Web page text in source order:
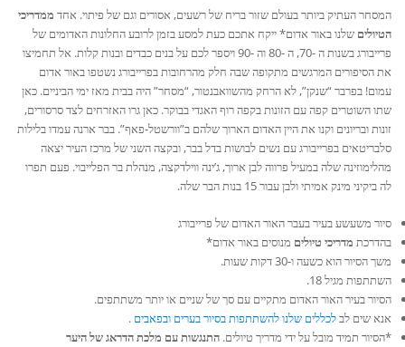
המסחר העתיק ביותר בעולם שזור בריח של רשעים, אסורים וגם של פיתוי. אחד ממדריכי
הטיולים שלנו באור אדום* ייקח אתכם כעת למסע בזמן לרובע החלונות האדומים של
פרייבורג בשנות ה -70, ה -80 וה -90 ויספר לכם על בנים כבדים ובנות קלות. אל תחמיצו
את הסיפורים המרגשים מתקופה שבה חלק מהרחובות בפרייבורג נשטפו באור אדום
עמום! בפרבר “שנקן”, לא הרחק מהשוואבנטור, “מסחר” היה בבית מאז ימי הביניים. כאן
שתו השוטרים קפה עם הזונות בקפה רוף האגדי בבוקר. כאן גרו האזרחים לצד סרסורים,
זונות ובריונים וקנו את היין האדום הארוך שלהם ב”וורשטל-פאף”. בבר ארנה עמדו בלילות
סלבריטאים בפרייבורג עם נשים לבושות בדל בבר, ובקצה השני של מרכז העיר יצאה
מהלימוזינה שלה במעיל פרווה לבן ארוך, ג’ינה ווילדקצה, מנהלת בר הפלייבוי. פעם תפרו
לה ביקיני מינק אמיתי ולבן עבור 15 בנות הבר שלה.
סיור משעשע בעיר בעבר האור האדום של פרייבורג
בהדרכת מדריכי טיולים מנוסים באור אדום*
משך הסיור הוא כשעה ו-30 דקות שעות.
השתתפות מגיל 18.
הסיור בעיר האור האדום מתקיים עם סך של שניים או יותר משתתפים.
אנא שים לבלכללים שלנו להשתתפות בסיור בערים ובפאבים .
*הסיור תמיד מובל על ידי מדריך טיולים. התנגשות עם מלכת הדראג של היער